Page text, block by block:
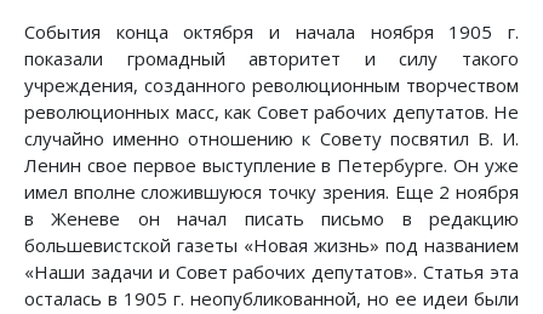
События конца октября и начала ноября 1905 г.
показали громадный авторитет и силу такого
учреждения, созданного революционным творчеством
революционных масс, как Совет рабочих депутатов. Не
случайно именно отношению к Совету посвятил В. И.
Ленин свое первое выступление в Петербурге. Он уже
имел вполне сложившуюся точку зрения. Еще 2 ноября
в Женеве он начал писать письмо в редакцию
большевистской газеты «Новая жизнь» под названием
«Наши задачи и Совет рабочих депутатов». Статья эта
осталась в 1905 г. неопубликованной, но ее идеи были